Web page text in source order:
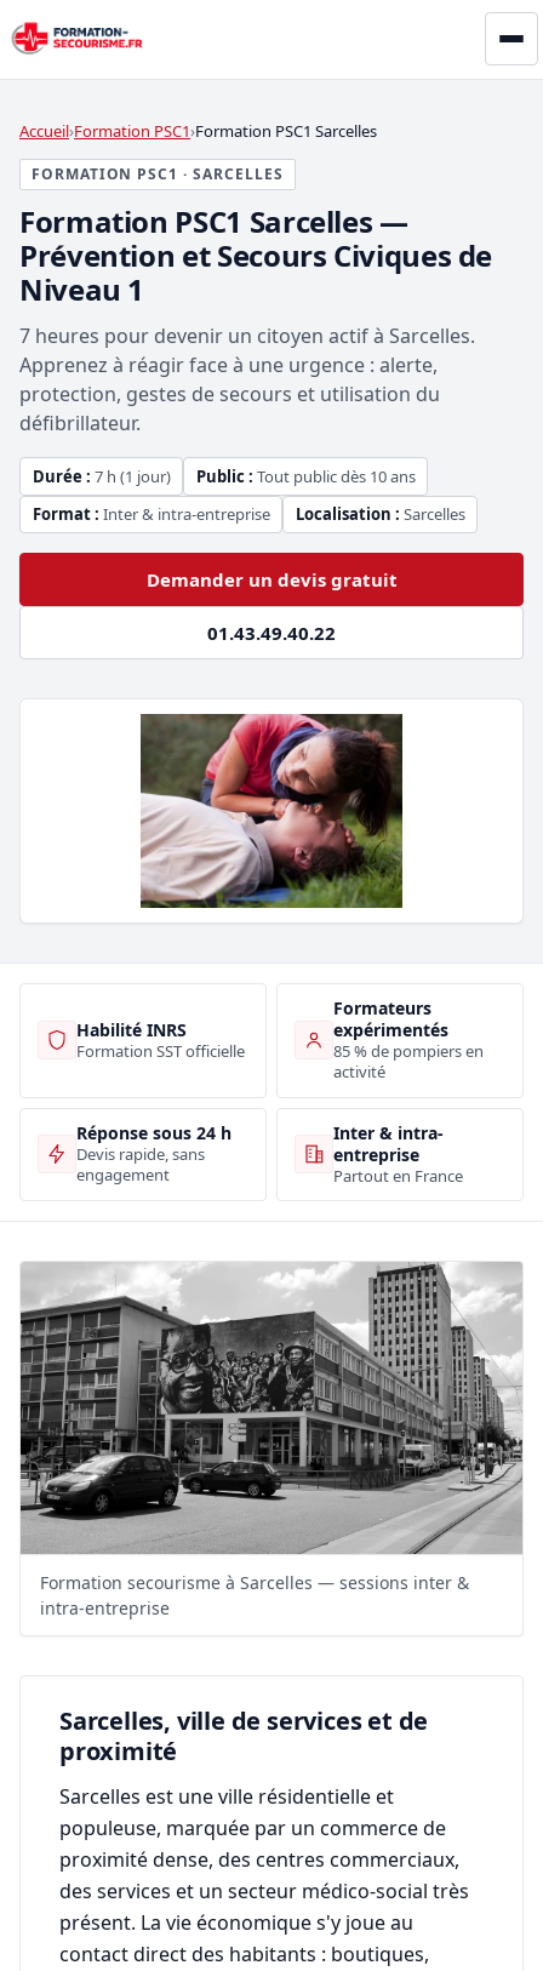
Accueil Formation PSC1 Formation PSC1 Sarcelles
FORMATION PSC1 · SARCELLES
Formation PSC1 Sarcelles —
Prévention et Secours Civiques de
Niveau 1
7 heures pour devenir un citoyen actif à Sarcelles.
Apprenez à réagir face à une urgence : alerte,
protection, gestes de secours et utilisation du
défibrillateur.
Durée : 7 h (1 jour) Public : Tout public dès 10 ans
Format : Inter & intra-entreprise Localisation : Sarcelles
Demander un devis gratuit
01.43.49.40.22
Habilité INRS
Formation SST officielle
Formateurs
expérimentés
85 % de pompiers en
activité
Réponse sous 24 h
Devis rapide, sans
engagement
Inter & intra-
entreprise
Partout en France
Formation secourisme à Sarcelles — sessions inter &
intra-entreprise
Sarcelles, ville de services et de
proximité
Sarcelles est une ville résidentielle et
populeuse, marquée par un commerce de
proximité dense, des centres commerciaux,
des services et un secteur médico-social très
présent. La vie économique s'y joue au
contact direct des habitants : boutiques,